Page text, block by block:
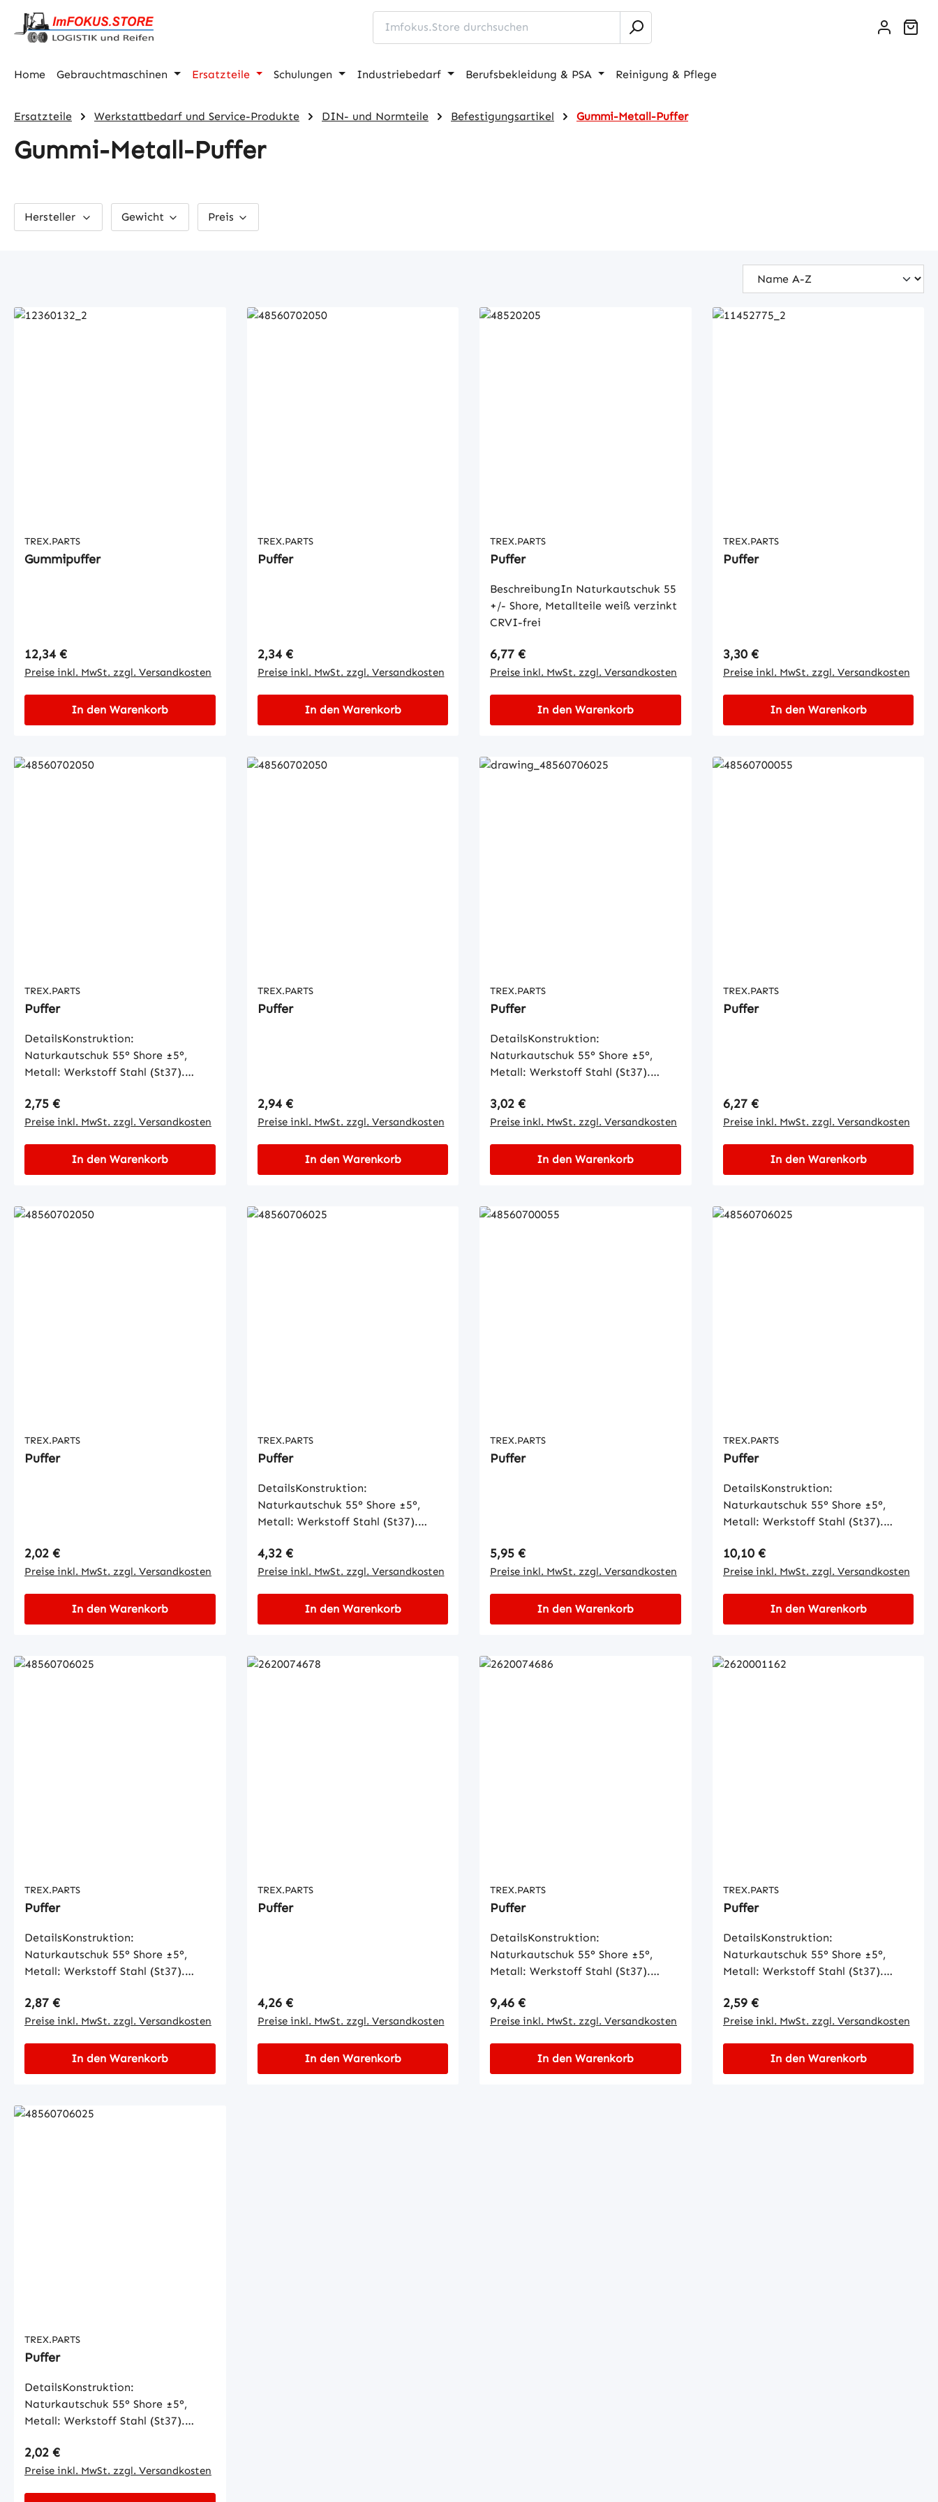
Hauptinhalt springen
Zur Suche springen
Zur Hauptnavigation springen
Home Gebrauchtmaschinen Ersatzteile Schulungen Industriebedarf Berufsbekleidung & PSA Reinigung & Pflege
Ersatzteile Werkstattbedarf und Service-Produkte DIN- und Normteile Befestigungsartikel Gummi-Metall-Puffer
Gummi-Metall-Puffer
Hersteller Gewicht Preis
TREX.PARTS
Gummipuffer
Regulärer Preis:
12,34 €
Preise inkl. MwSt. zzgl. Versandkosten
In den Warenkorb
TREX.PARTS
Puffer
Regulärer Preis:
2,34 €
Preise inkl. MwSt. zzgl. Versandkosten
In den Warenkorb
TREX.PARTS
Puffer
BeschreibungIn Naturkautschuk 55
+/- Shore, Metallteile weiß verzinkt
CRVI-frei
Regulärer Preis:
6,77 €
Preise inkl. MwSt. zzgl. Versandkosten
In den Warenkorb
TREX.PARTS
Puffer
Regulärer Preis:
3,30 €
Preise inkl. MwSt. zzgl. Versandkosten
In den Warenkorb
TREX.PARTS
Puffer
DetailsKonstruktion:
Naturkautschuk 55° Shore ±5°,
Metall: Werkstoff Stahl (St37).
DIN 7715 M3c
Regulärer Preis:
2,75 €
Preise inkl. MwSt. zzgl. Versandkosten
In den Warenkorb
TREX.PARTS
Puffer
Regulärer Preis:
2,94 €
Preise inkl. MwSt. zzgl. Versandkosten
In den Warenkorb
TREX.PARTS
Puffer
DetailsKonstruktion:
Naturkautschuk 55° Shore ±5°,
Metall: Werkstoff Stahl (St37).
DIN 7715 M3c
Regulärer Preis:
3,02 €
Preise inkl. MwSt. zzgl. Versandkosten
In den Warenkorb
TREX.PARTS
Puffer
Regulärer Preis:
6,27 €
Preise inkl. MwSt. zzgl. Versandkosten
In den Warenkorb
TREX.PARTS
Puffer
Regulärer Preis:
2,02 €
Preise inkl. MwSt. zzgl. Versandkosten
In den Warenkorb
TREX.PARTS
Puffer
DetailsKonstruktion:
Naturkautschuk 55° Shore ±5°,
Metall: Werkstoff Stahl (St37).
DIN 7715 M3c
Regulärer Preis:
4,32 €
Preise inkl. MwSt. zzgl. Versandkosten
In den Warenkorb
TREX.PARTS
Puffer
Regulärer Preis:
5,95 €
Preise inkl. MwSt. zzgl. Versandkosten
In den Warenkorb
TREX.PARTS
Puffer
DetailsKonstruktion:
Naturkautschuk 55° Shore ±5°,
Metall: Werkstoff Stahl (St37).
DIN 7715 M3c
Regulärer Preis:
10,10 €
Preise inkl. MwSt. zzgl. Versandkosten
In den Warenkorb
TREX.PARTS
Puffer
DetailsKonstruktion:
Naturkautschuk 55° Shore ±5°,
Metall: Werkstoff Stahl (St37).
DIN 7715 M3c
Regulärer Preis:
2,87 €
Preise inkl. MwSt. zzgl. Versandkosten
In den Warenkorb
TREX.PARTS
Puffer
Regulärer Preis:
4,26 €
Preise inkl. MwSt. zzgl. Versandkosten
In den Warenkorb
TREX.PARTS
Puffer
DetailsKonstruktion:
Naturkautschuk 55° Shore ±5°,
Metall: Werkstoff Stahl (St37).
DIN 7715 M3c
Regulärer Preis:
9,46 €
Preise inkl. MwSt. zzgl. Versandkosten
In den Warenkorb
TREX.PARTS
Puffer
DetailsKonstruktion:
Naturkautschuk 55° Shore ±5°,
Metall: Werkstoff Stahl (St37).
DIN 7715 M3c
Regulärer Preis:
2,59 €
Preise inkl. MwSt. zzgl. Versandkosten
In den Warenkorb
TREX.PARTS
Puffer
DetailsKonstruktion:
Naturkautschuk 55° Shore ±5°,
Metall: Werkstoff Stahl (St37).
DIN 7715 M3c
Regulärer Preis:
2,02 €
Preise inkl. MwSt. zzgl. Versandkosten